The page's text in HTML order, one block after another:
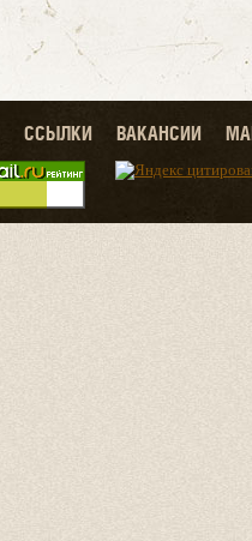
ССЫЛКИ ВАКАНСИИ